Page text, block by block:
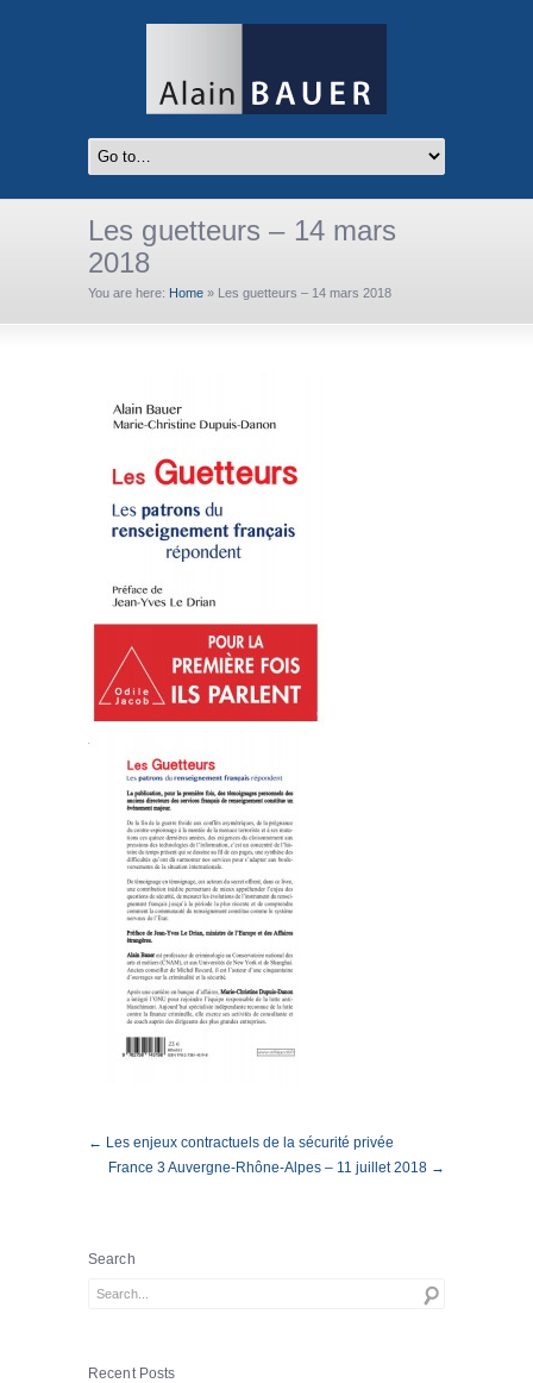
Les guetteurs – 14 mars
2018
You are here: Home » Les guetteurs – 14 mars 2018
← Les enjeux contractuels de la sécurité privée
France 3 Auvergne-Rhône-Alpes – 11 juillet 2018 →
Search
Recent Posts